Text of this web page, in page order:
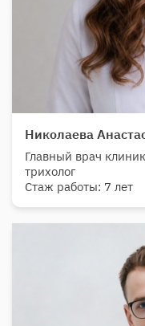
Николаева
Главный врач
трихолог
Стаж работы: 7 лет